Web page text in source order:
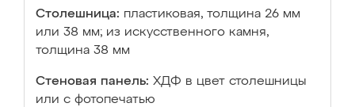
Столешница: пластиковая, толщина 26 мм
или 38 мм; из искусственного камня,
толщина 38 мм
Стеновая панель: ХДФ в цвет столешницы
или с фотопечатью